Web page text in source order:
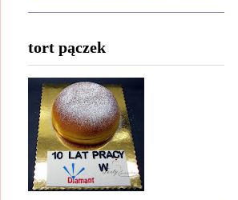
tort pączek